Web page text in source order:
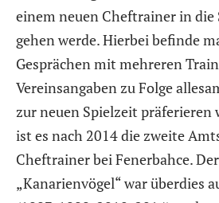
einem neuen Cheftrainer in die
gehen werde. Hierbei befinde
Gesprächen mit mehreren
Vereinsangaben zu Folge
zur neuen Spielzeit präferieren
ist es nach 2014 die zweite
Cheftrainer bei Fenerbahce.
„Kanarienvögel“ war überdies